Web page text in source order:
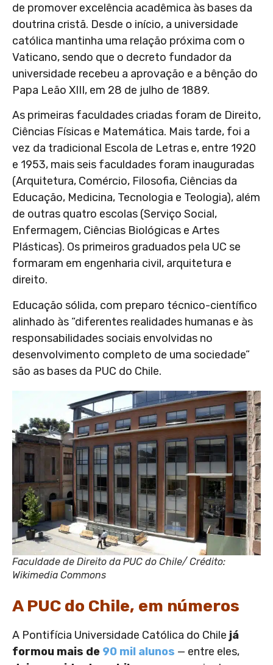
de promover excelência acadêmica às bases da
doutrina cristã. Desde o início, a universidade
católica mantinha uma relação próxima com o
Vaticano, sendo que o decreto fundador da
universidade recebeu a aprovação e a bênção do
Papa Leão XIII, em 28 de julho de 1889.
As primeiras faculdades criadas foram de Direito,
Ciências Físicas e Matemática. Mais tarde, foi a
vez da tradicional Escola de Letras e, entre 1920
e 1953, mais seis faculdades foram inauguradas
(Arquitetura, Comércio, Filosofia, Ciências da
Educação, Medicina, Tecnologia e Teologia), além
de outras quatro escolas (Serviço Social,
Enfermagem, Ciências Biológicas e Artes
Plásticas). Os primeiros graduados pela UC se
formaram em engenharia civil, arquitetura e
direito.
Educação sólida, com preparo técnico-científico
alinhado às “diferentes realidades humanas e às
responsabilidades sociais envolvidas no
desenvolvimento completo de uma sociedade”
são as bases da PUC do Chile.
Faculdade de Direito da PUC do Chile/ Crédito:
Wikimedia Commons
A PUC do Chile, em números
A Pontifícia Universidade Católica do Chile já
formou mais de 90 mil alunos — entre eles,